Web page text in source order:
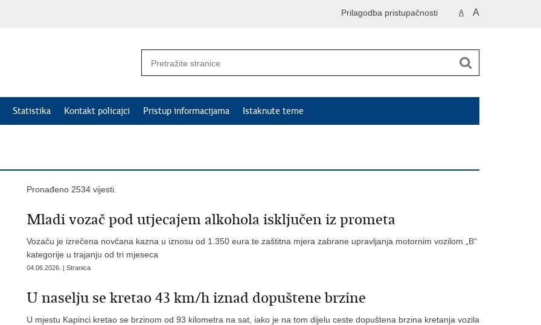
A A
Prilagodba pristupačnosti
Statistika Kontakt policajci Pristup informacijama Istaknute teme
Pronađeno 2534 vijesti.
Mladi vozač pod utjecajem alkohola isključen iz prometa
Vozaču je izrečena novčana kazna u iznosu od 1.350 eura te zaštitna mjera zabrane upravljanja motornim vozilom „B“
kategorije u trajanju od tri mjeseca
04.06.2026. | Stranica
U naselju se kretao 43 km/h iznad dopuštene brzine
U mjestu Kapinci kretao se brzinom od 93 kilometra na sat, iako je na tom dijelu ceste dopuštena brzina kretanja vozila